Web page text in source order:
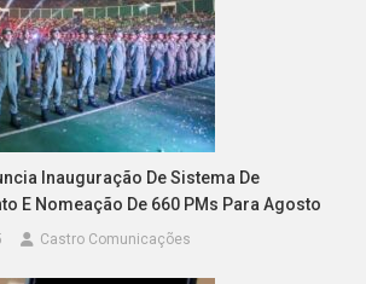
Inauguração De Sistema De
E Nomeação De 660 PMs Para Agosto
Castro Comunicações